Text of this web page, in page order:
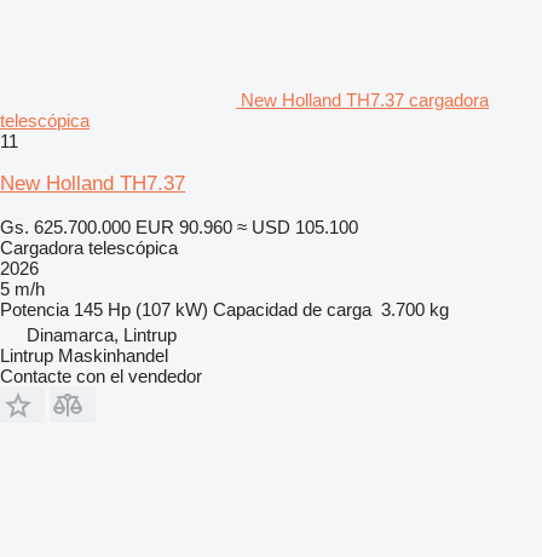
New Holland TH7.37 cargadora
telescópica
11
New Holland TH7.37
Gs. 625.700.000 EUR 90.960 ≈ USD 105.100
Cargadora telescópica
2026
5 m/h
Potencia 145 Hp (107 kW) Capacidad de carga 3.700 kg
Dinamarca, Lintrup
Lintrup Maskinhandel
Contacte con el vendedor